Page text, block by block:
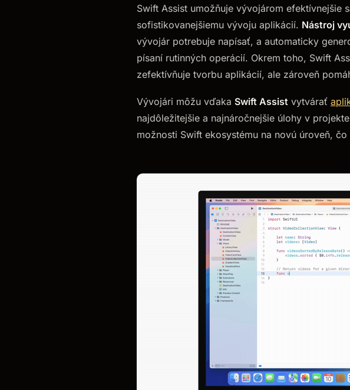
Swift Assist umožňuje vývojárom efektívnejšie
sofistikovanejšiemu vývoju aplikácií. Nástroj
vývojár potrebuje napísať, a automaticky
písaní rutinných operácií. Okrem toho, Swift
zefektívňuje tvorbu aplikácií, ale zároveň
Vývojári môžu vďaka Swift Assist vytvárať
najdôležitejšie a najnáročnejšie úlohy v
možnosti Swift ekosystému na novú úroveň,